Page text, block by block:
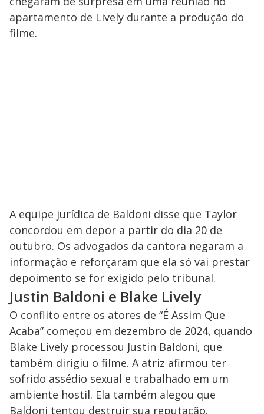
apartamento de Lively durante a produção do
filme.
A equipe jurídica de Baldoni disse que Taylor
concordou em depor a partir do dia 20 de
outubro. Os advogados da cantora negaram a
informação e reforçaram que ela só vai prestar
depoimento se for exigido pelo tribunal.
Justin Baldoni e Blake Lively
O conflito entre os atores de “É Assim Que
Acaba” começou em dezembro de 2024, quando
Blake Lively processou Justin Baldoni, que
também dirigiu o filme. A atriz afirmou ter
sofrido assédio sexual e trabalhado em um
ambiente hostil. Ela também alegou que
Baldoni tentou destruir sua reputação.